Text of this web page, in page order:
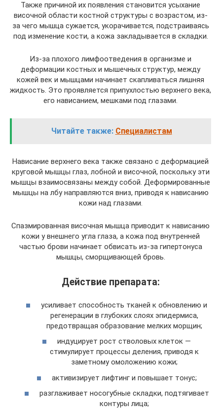
Также причиной их появления становится усыхание
височной области костной структуры с возрастом, из-
за чего мышца сужается, укорачивается, подстраиваясь
под изменение кости, а кожа закладывается в складки.
Из-за плохого лимфоотведения в организме и
деформации костных и мышечных структур, между
кожей век и мышцами начинает скапливаться лишняя
жидкость. Это проявляется припухлостью верхнего века,
его нависанием, мешками под глазами.
Читайте также: Специалистам
Нависание верхнего века также связано с деформацией
круговой мышцы глаз, лобной и височной, поскольку эти
мышцы взаимосвязаны между собой. Деформированные
мышцы на лбу направляются вниз, приводя к нависанию
кожи над глазами.
Спазмированная височная мышца приводит к нависанию
кожи у внешнего угла глаза, а кожа под внутренней
частью брови начинает обвисать из-за гипертонуса
мышцы, сморщивающей бровь.
Действие препарата:
усиливает способность тканей к обновлению и
регенерации в глубоких слоях эпидермиса,
предотвращая образование мелких морщин;
индуцирует рост стволовых клеток —
стимулирует процессы деления, приводя к
заметному омоложению кожи;
активизирует лифтинг и повышает тонус;
разглаживает носогубные складки, подтягивает
контуры лица;